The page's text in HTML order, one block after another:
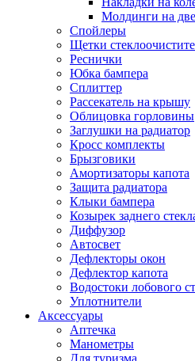
Молдинги на
Спойлеры
Щетки
Реснички
Юбка бампера
Сплиттер
Рассекатель на крышу
Облицовка горловины
Заглушки на радиатор
Кросс комплекты
Брызговики
Амортизаторы капота
Защита радиатора
Клыки бампера
Козырек заднего
Диффузор
Автосвет
Дефлекторы окон
Дефлектор капота
Водостоки лобового
Уплотнители
Аксессуары
Аптечка
Манометры
Для туризма